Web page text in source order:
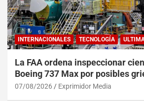
INTERNACIONALES TECNOLOGÍA
La FAA ordena inspeccionar
Boeing 737 Max por posibles
07/08/2026 Exprimidor Media